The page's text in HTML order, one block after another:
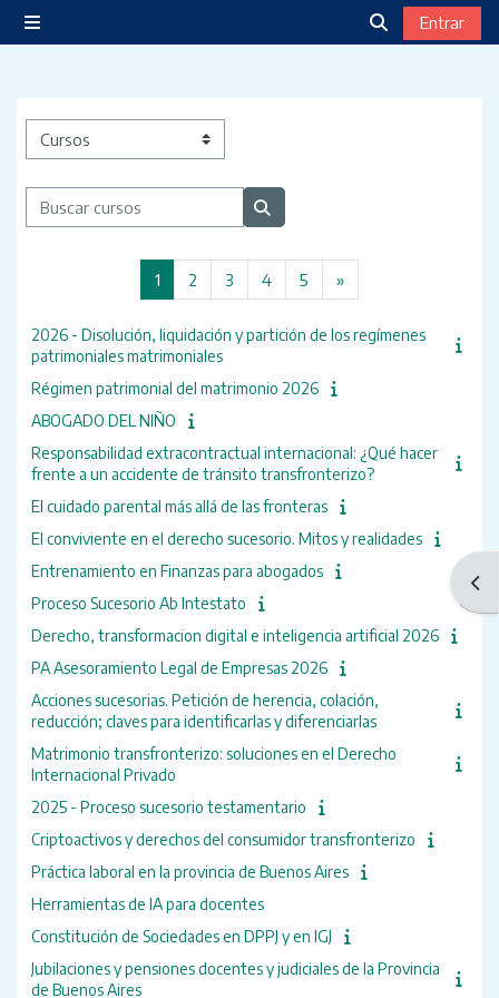
Panel lateral
Entrar
Categorías
Buscar cursos
1 Página 1
2 Página 2
3 Página 3
4Página 4
5 Página 5
»Siguiente página
2026 - Disolución, liquidación y partición de los regímenes
patrimoniales matrimoniales
Régimen patrimonial del matrimonio 2026
ABOGADO DEL NIÑO
Responsabilidad extracontractual internacional: ¿Qué hacer
frente a un accidente de tránsito transfronterizo?
El cuidado parental más allá de las fronteras
El conviviente en el derecho sucesorio. Mitos y realidades
Entrenamiento en Finanzas para abogados
Proceso Sucesorio Ab Intestato
Derecho, transformacion digital e inteligencia artificial 2026
PA Asesoramiento Legal de Empresas 2026
Acciones sucesorias. Petición de herencia, colación,
reducción; claves para identificarlas y diferenciarlas
Matrimonio transfronterizo: soluciones en el Derecho
Internacional Privado
2025 - Proceso sucesorio testamentario
Criptoactivos y derechos del consumidor transfronterizo
Práctica laboral en la provincia de Buenos Aires
Herramientas de IA para docentes
Constitución de Sociedades en DPPJ y en IGJ
Jubilaciones y pensiones docentes y judiciales de la Provincia
de Buenos Aires